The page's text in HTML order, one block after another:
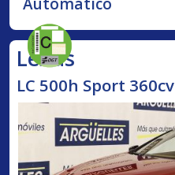
Lexus
LC 500h Sport 360cv